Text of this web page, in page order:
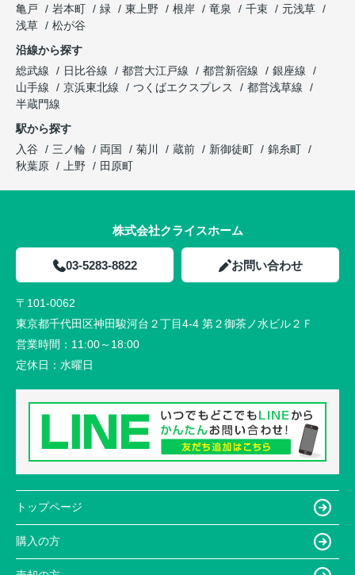
亀戸
岩本町 緑 東上野 根岸 竜泉 千束
元浅草
浅草
松が谷
沿線から探す
総武線
日比谷線 都営大江戸線 都営新宿線
銀座線
山手線
京浜東北線 つくばエクスプレス
都営浅草線
半蔵門線
駅から探す
入谷
三ノ輪 両国 菊川 蔵前 新御徒町
錦糸町
秋葉原
上野 田原町
株式会社クライスホーム
03-5283-8822 お問い合わせ
〒101-0062
東京都千代田区神田駿河台２丁目4-4 第２御茶ノ水ビル２Ｆ
営業時間： 11:00～18:00
定休日： 水曜日
トップページ
購入の方